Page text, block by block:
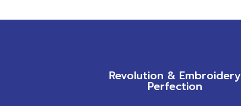
Revolution & Embroidery
Perfection